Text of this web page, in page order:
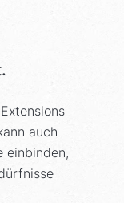
auch
einbinden,